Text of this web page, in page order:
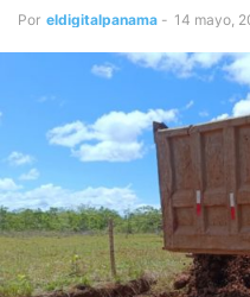
Por eldigitalpanama - 14 mayo,